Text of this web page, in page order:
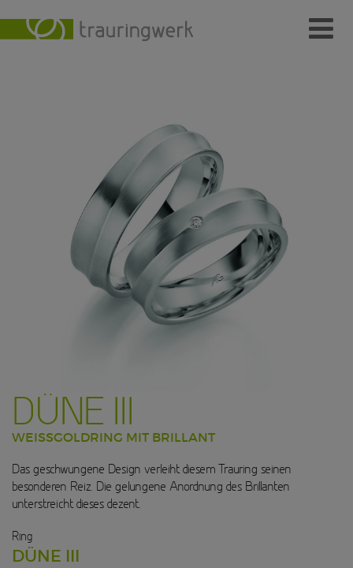
Individuelle Schmuckstücke
Kundenmeinungen
Kontakt
DÜNE III
WEISSGOLDRING MIT BRILLANT
Das geschwungene Design verleiht diesem Trauring seinen
besonderen Reiz. Die gelungene Anordnung des Brillanten
unterstreicht dieses dezent.
Ring
DÜNE III